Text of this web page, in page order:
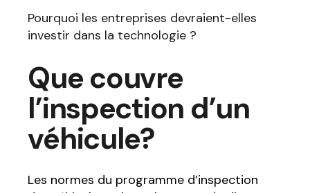
Pourquoi les entreprises devraient-elles
investir dans la technologie ?
Que couvre
l’inspection d’un
véhicule?
Les normes du programme d’inspection